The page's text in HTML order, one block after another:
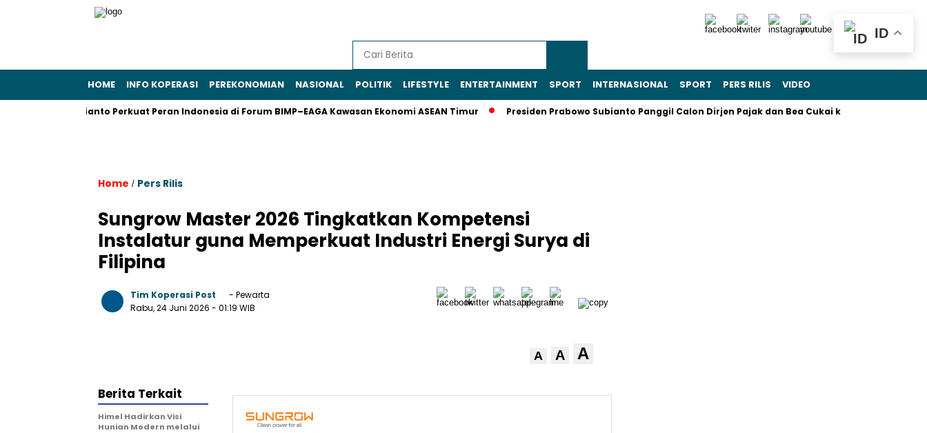
HOME INFO KOPERASI PEREKONOMIAN NASIONAL POLITIK LIFESTYLE ENTERTAINMENT SPORT INTERNASIONAL SPORT PERS RILIS VIDEO
Subianto Perkuat Peran Indonesia di Forum BIMP–EAGA Kawasan Ekonomi ASEAN Timur Presiden Prabowo Subianto Panggil Calon Dirjen Pajak dan Bea Cukai ke Istana
Home / Pers Rilis
Sungrow Master 2026 Tingkatkan Kompetensi
Instalatur guna Memperkuat Industri Energi Surya di
Filipina
Tim Koperasi Post
- Pewarta
Rabu, 24 Juni 2026 - 01:19 WIB
A A A
Berita Terkait
Himel Hadirkan Visi
Hunian Modern melalui
ID